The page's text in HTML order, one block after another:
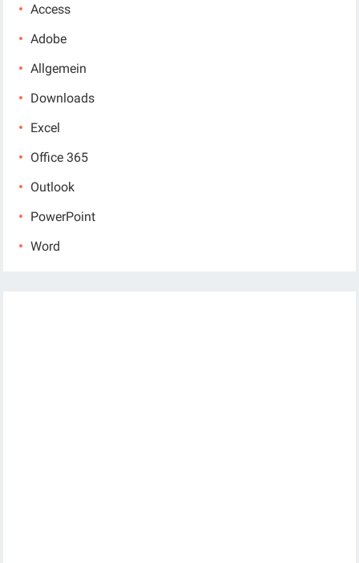
Access
Adobe
Allgemein
Downloads
Excel
Office 365
Outlook
PowerPoint
Word